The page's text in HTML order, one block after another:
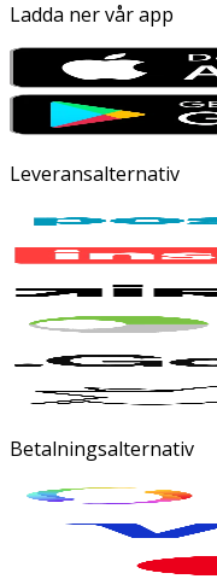
Ladda ner vår app
Leveransalternativ
Betalningsalternativ